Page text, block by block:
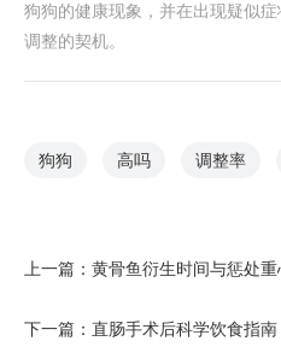
狗狗的健康现象，并在出现疑似
调整的契机。
狗狗 高吗 调整率
上一篇： 黄骨鱼衍生时间与惩处重
下一篇： 直肠手术后科学饮食指南